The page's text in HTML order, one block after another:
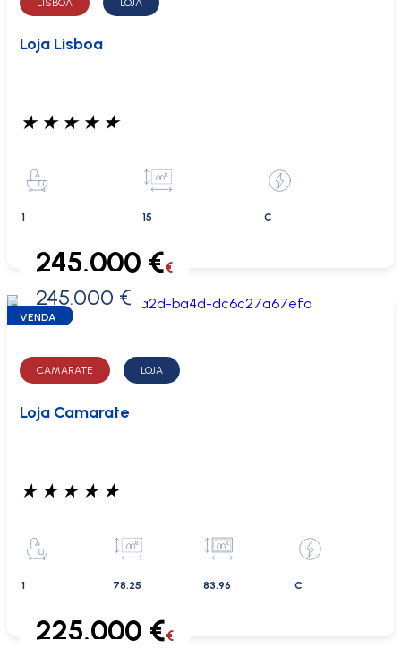
LISBOA LOJA
Loja Lisboa
★ ★ ★ ★ ★
1 15 C
0 €
245.000 €€
245.000 €
VENDA
CAMARATE LOJA
Loja Camarate
★ ★ ★ ★ ★
1 78.25 83.96 C
225.000 €€